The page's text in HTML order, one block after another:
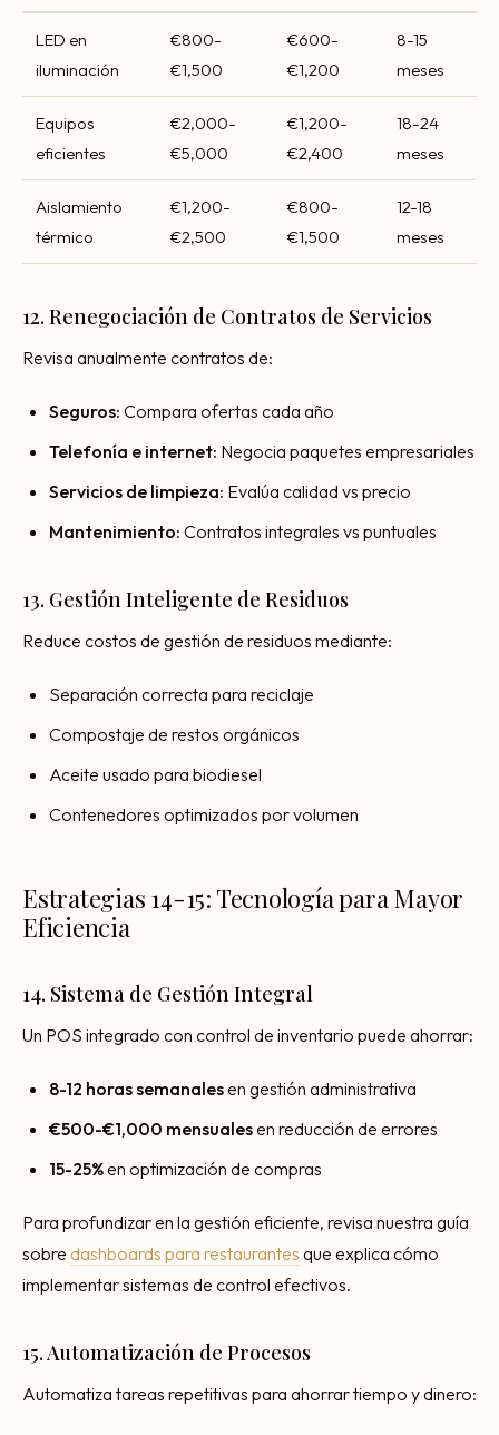
LED en
iluminación
€800-
€1,500
€600-
€1,200
8-15
meses
Equipos
eficientes
€2,000-
€5,000
€1,200-
€2,400
18-24
meses
Aislamiento
térmico
€1,200-
€2,500
€800-
€1,500
12-18
meses
12. Renegociación de Contratos de Servicios
Revisa anualmente contratos de:
Seguros: Compara ofertas cada año
Telefonía e internet: Negocia paquetes empresariales
Servicios de limpieza: Evalúa calidad vs precio
Mantenimiento: Contratos integrales vs puntuales
13. Gestión Inteligente de Residuos
Reduce costos de gestión de residuos mediante:
Separación correcta para reciclaje
Compostaje de restos orgánicos
Aceite usado para biodiesel
Contenedores optimizados por volumen
Estrategias 14-15: Tecnología para Mayor
Eficiencia
14. Sistema de Gestión Integral
Un POS integrado con control de inventario puede ahorrar:
8-12 horas semanalesen gestión administrativa
€500-€1,000 mensualesen reducción de errores
15-25%en optimización de compras
Para profundizar en la gestión eficiente, revisa nuestra guía
sobre dashboards para restaurantes que explica cómo
implementar sistemas de control efectivos.
15. Automatización de Procesos
Automatiza tareas repetitivas para ahorrar tiempo y dinero: